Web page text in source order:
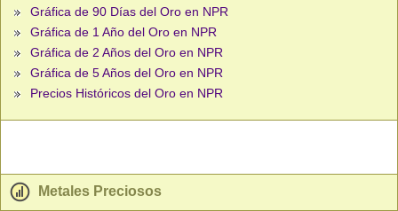
Gráfica de 90 Días del Oro en NPR
Gráfica de 1 Año del Oro en NPR
Gráfica de 2 Años del Oro en NPR
Gráfica de 5 Años del Oro en NPR
Precios Históricos del Oro en NPR
Metales Preciosos